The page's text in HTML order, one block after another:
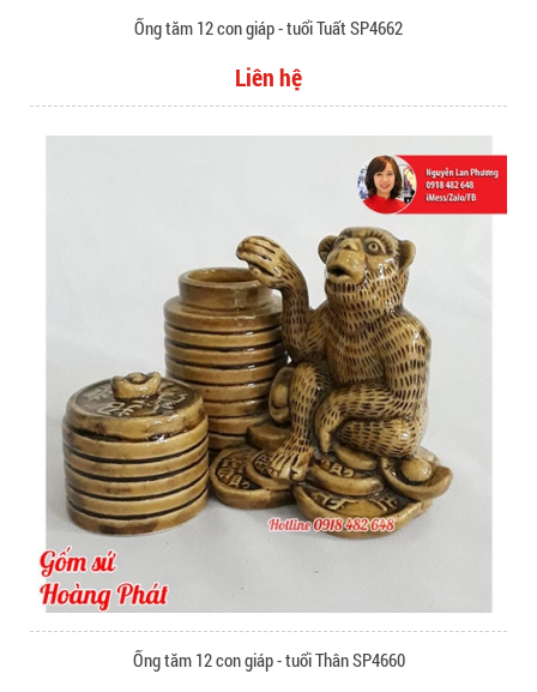
Ống tăm 12 con giáp - tuổi Tuất SP4662
Liên hệ
Ống tăm 12 con giáp - tuổi Thân SP4660